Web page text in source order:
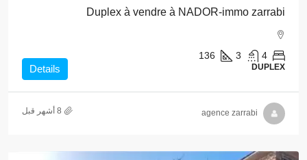
Duplex à vendre à NADOR-immo zarrabi
4
3
136
DUPLEX
Details
agence zarrabi